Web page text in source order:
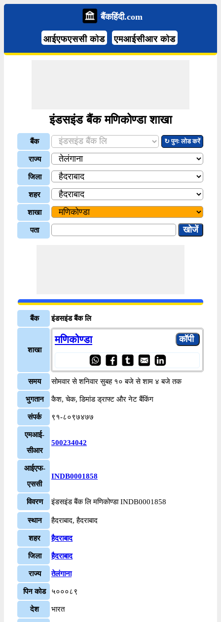
बैंकहिंदी.com
आईएफएससी कोड एमआईसीआर कोड
इंडसइंड बैंक मणिकोण्डा शाखा
बैंक ↻ पुनः लोड करें
राज्य
जिला
शहर
शाखा
पता
बैंक इंडसइंड बैंक लि
शाखा
मणिकोण्डा
समय सोमवार से शनिवार सुबह १० बजे से शाम ४ बजे तक
भुगतान कैश, चेक, डिमांड ड्राफ्ट और नेट बैंकिंग
संपर्क ९१-८०९७४७७
एमआई-
सीआर
500234042
आईएफ-
एससी
INDB0001858
विवरण इंडसइंड बैंक लि मणिकोण्डा INDB0001858
स्थान हैदराबाद, हैदराबाद
शहर हैदराबाद
जिला हैदराबाद
राज्य तेलंगाना
पिन कोड ५०००८९
देश भारत